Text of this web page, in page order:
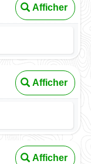
Afficher
Afficher
Afficher